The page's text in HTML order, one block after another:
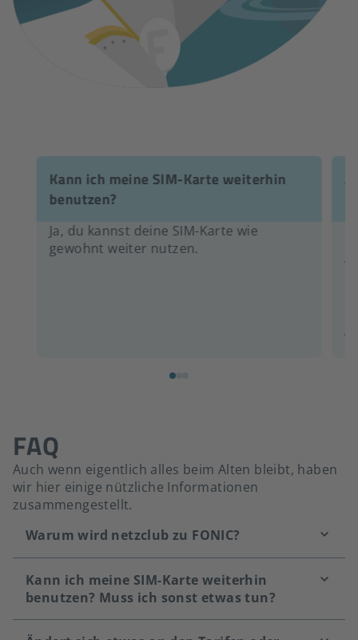
Kann ich meine SIM-Karte weiterhin
benutzen?
Ja, du kannst deine SIM-Karte wie
gewohnt weiter nutzen.
FAQ
Auch wenn eigentlich alles beim Alten bleibt, haben
wir hier einige nützliche Informationen
zusammengestellt.
Warum wird netzclub zu FONIC?
Kann ich meine SIM-Karte weiterhin
benutzen? Muss ich sonst etwas tun?